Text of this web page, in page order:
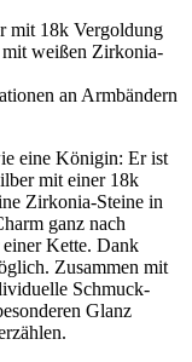
mit 18k Vergoldung
weißen Zirkonia-
an Armbändern
eine Königin: Er ist
mit einer 18k
Zirkonia-Steine in
ganz nach
Kette. Dank
Zusammen mit
Schmuck-
Glanz